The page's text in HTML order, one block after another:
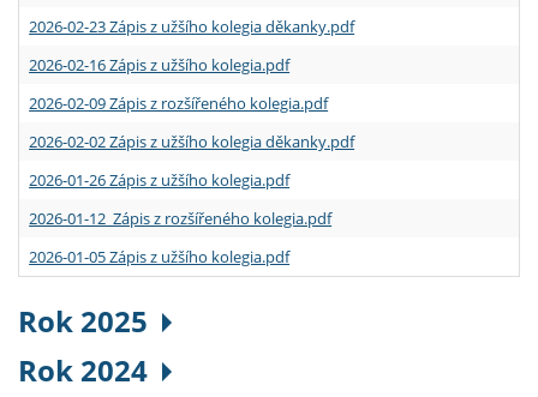
2026-02-23 Zápis z užšího kolegia děkanky.pdf
2026-02-16 Zápis z užšího kolegia.pdf
2026-02-09 Zápis z rozšířeného kolegia.pdf
2026-02-02 Zápis z užšího kolegia děkanky.pdf
2026-01-26 Zápis z užšího kolegia.pdf
2026-01-12 Zápis z rozšířeného kolegia.pdf
2026-01-05 Zápis z užšího kolegia.pdf
Rok 2025
Rok 2024